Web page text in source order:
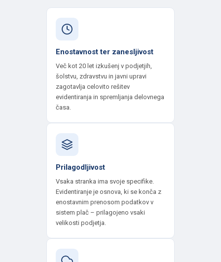
Enostavnost ter zanesljivost
Več kot 20 let izkušenj v podjetjih,
šolstvu, zdravstvu in javni upravi
zagotavlja celovito rešitev
evidentiranja in spremljanja delovnega
časa.
Prilagodljivost
Vsaka stranka ima svoje specifike.
Evidentiranje je osnova, ki se konča z
enostavnim prenosom podatkov v
sistem plač – prilagojeno vsaki
velikosti podjetja.